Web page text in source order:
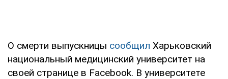
О смерти выпускницы сообщил Харьковский
национальный медицинский университет на
своей странице в Facebook. В университете